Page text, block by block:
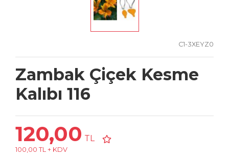
C1-3XEYZ0
Zambak Çiçek Kesme
Kalıbı 116
120,00 TL
100,00 TL + KDV